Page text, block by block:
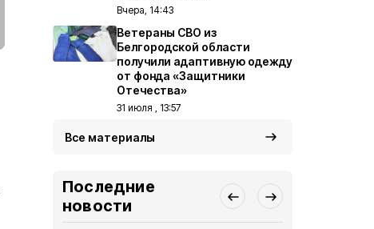
Вчера, 14:43
Ветераны СВО из
Белгородской области
получили адаптивную одежду
от фонда «Защитники
Отечества»
31 июля , 13:57
Все материалы
Последние
новости